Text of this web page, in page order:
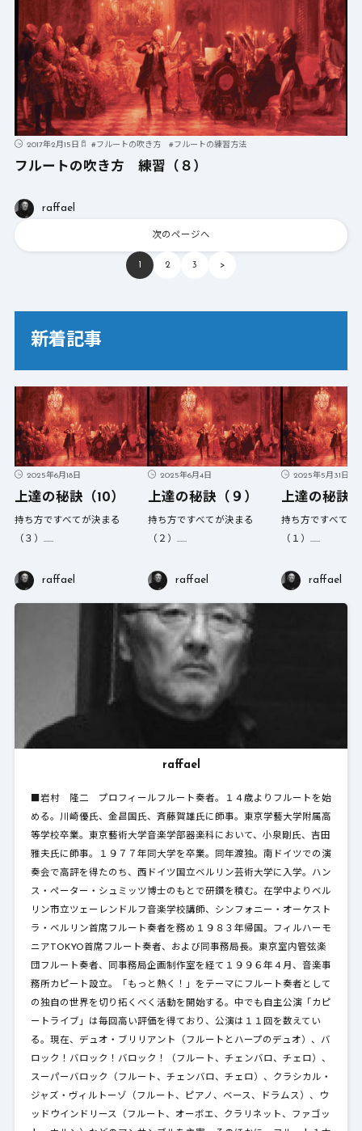
2017年2月15日 #フルートの吹き方 #フルートの練習方法
フルートの吹き方 練習（８）
raffael
次のページへ
2 3 >
新着記事
2025年6月18日
上達の秘訣（10）
持ち方ですべてが決まる
（３）……
raffael
2025年6月4日
上達の秘訣（９）
持ち方ですべてが決まる
（２）……
raffael
2025年5月31日
上達の秘訣
持ち方ですべてが
（１）……
raffael
raffael
■岩村 隆二 プロフィールフルート奏者。１４歳よりフルートを始
める。川崎優氏、金昌国氏、斉藤賀雄氏に師事。東京学藝大学附属高
等学校卒業。東京藝術大学音楽学部器楽科において、小泉剛氏、吉田
雅夫氏に師事。１９７７年同大学を卒業。同年渡独。南ドイツでの演
奏会で高評を得たのち、西ドイツ国立ベルリン芸術大学に入学。ハン
ス・ペーター・シュミッツ博士のもとで研鑽を積む。在学中よりベル
リン市立ツェーレンドルフ音楽学校講師、シンフォニー・オーケスト
ラ・ベルリン首席フルート奏者を務め１９８３年帰国。フィルハーモ
ニアTOKYO首席フルート奏者、および同事務局長。東京室内管弦楽
団フルート奏者、同事務局企画制作室を経て１９９６年４月、音楽事
務所カピート設立。「もっと熱く！」をテーマにフルート奏者として
の独自の世界を切り拓くべく活動を開始する。中でも自主公演「カピ
ートライブ」は毎回高い評価を得ており、公演は１１回を数えてい
る。現在、デュオ・ブリリアント（フルートとハープのデュオ）、バ
ロック！バロック！バロック！（フルート、チェンバロ、チェロ）、
スーパーバロック（フルート、チェンバロ、チェロ）、クラシカル・
ジャズ・ヴィルトーゾ（フルート、ピアノ、ベース、ドラムス）、ウ
ッドウインドリース（フルート、オーボエ、クラリネット、ファゴッ